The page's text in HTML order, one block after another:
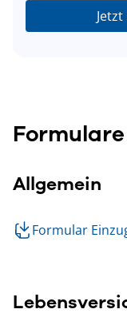
Allgemein
Formular